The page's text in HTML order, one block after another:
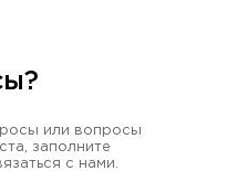
или вопросы
заполните
с нами.